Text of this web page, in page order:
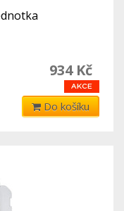
934 Kč
Do košíku